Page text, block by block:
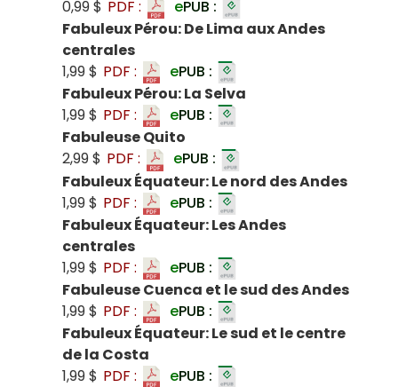
0,99 $ PDF : ePUB :
Fabuleux Pérou: De Lima aux Andes
centrales
1,99 $ PDF : ePUB :
Fabuleux Pérou: La Selva
1,99 $ PDF : ePUB :
Fabuleuse Quito
2,99 $ PDF : ePUB :
Fabuleux Équateur: Le nord des Andes
1,99 $ PDF : ePUB :
Fabuleux Équateur: Les Andes
centrales
1,99 $ PDF : ePUB :
Fabuleuse Cuenca et le sud des Andes
1,99 $ PDF : ePUB :
Fabuleux Équateur: Le sud et le centre
de la Costa
1,99 $ PDF : ePUB :